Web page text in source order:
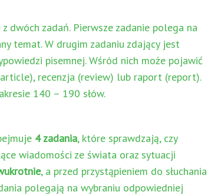
z dwóch zadań. Pierwsze zadanie polega na
temat. W drugim zadaniu zdający jest
pisemnej. Wśród nich może pojawić
recenzja (review) lub raport (report).
140 – 190 słów.
4 zadania, które sprawdzają, czy
wiadomości ze świata oraz sytuacji
, a przed przystąpieniem do słuchania
polegają na wybraniu odpowiedniej